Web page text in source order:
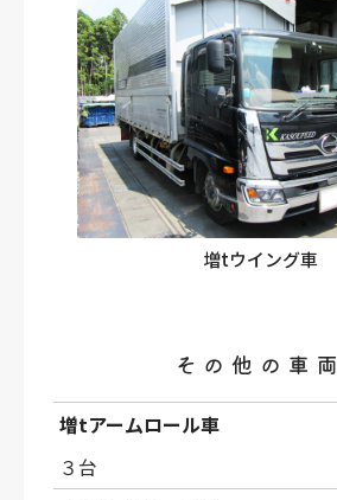
増tウイング車
その他の車両
増tアームロール車
３台